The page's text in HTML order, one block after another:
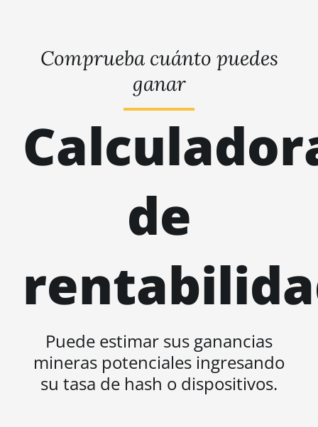
Comprueba cuánto puedes
ganar
de
Puede estimar sus ganancias
mineras potenciales ingresando
su tasa de hash o dispositivos.